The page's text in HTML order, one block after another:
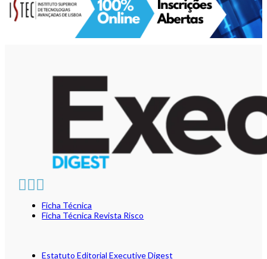
Ficha Técnica
Ficha Técnica Revista Risco
Estatuto Editorial Executive Digest